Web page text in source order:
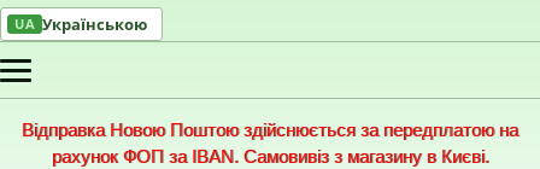
UA Українською
Меню
Відправка Новою Поштою здійснюється за передплатою на
рахунок ФОП за IBAN. Самовивіз з магазину в Києві.